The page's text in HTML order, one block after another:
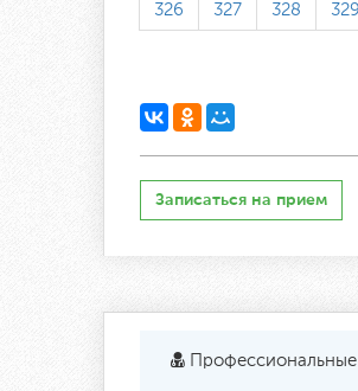
326 327 328 329
Записаться на прием
Профессиональные